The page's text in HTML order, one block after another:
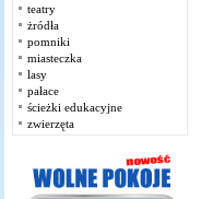
teatry
żródła
pomniki
miasteczka
lasy
pałace
ścieżki edukacyjne
zwierzęta